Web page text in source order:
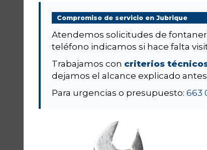
Compromiso de servicio en Jubrique
Atendemos solicitudes de
teléfono indicamos si hace falta
Trabajamos con criterios
dejamos el alcance explicado
Para urgencias o presupuesto: 663